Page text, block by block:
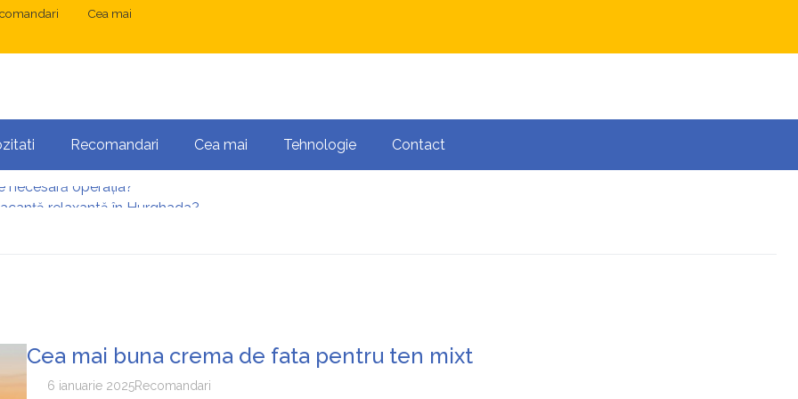
Cea mai
Recomandari Cea mai Tehnologie Contact
relaxantă în Hurghada?
Cea mai buna crema de fata pentru ten mixt
6 ianuarie 2025Recomandari